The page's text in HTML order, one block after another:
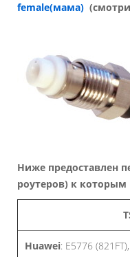
female(мама)
Ниже предоставлен
роутеров) к которым
Huawei: E5776